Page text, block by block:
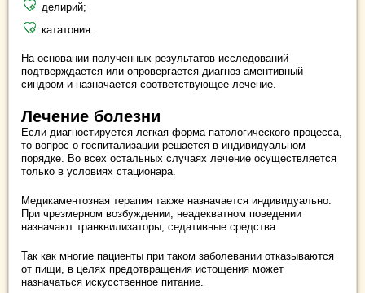
делирий;
кататония.
На основании полученных результатов исследований
подтверждается или опровергается диагноз аментивный
синдром и назначается соответствующее лечение.
Лечение болезни
Если диагностируется легкая форма патологического процесса,
то вопрос о госпитализации решается в индивидуальном
порядке. Во всех остальных случаях лечение осуществляется
только в условиях стационара.
Медикаментозная терапия также назначается индивидуально.
При чрезмерном возбуждении, неадекватном поведении
назначают транквилизаторы, седативные средства.
Так как многие пациенты при таком заболевании отказываются
от пищи, в целях предотвращения истощения может
назначаться искусственное питание.